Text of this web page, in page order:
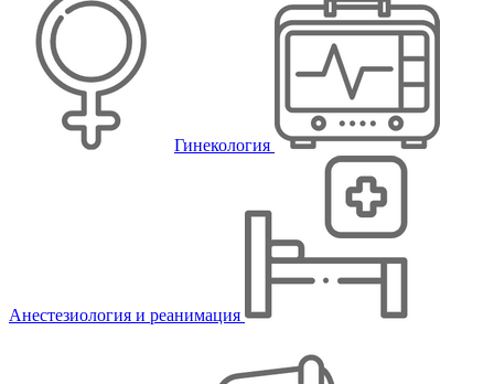
Гинекология
Анестезиология и реанимация